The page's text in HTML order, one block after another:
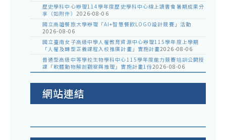
歷史學科中心辦理114學年度歷史學科中心線上讀書會暑期成果分
享（如附件） 2026-08-06
國立高雄餐旅大學辦理「AI+智慧餐飲LOGO設計競賽」活動
2026-08-06
國立臺南女子高級中學人權教育資源中心辦理115學年度上學期
「人權及轉型正義課程入校推廣計畫」實施計畫2026-08-06
普通型高級中等學校生物學科中心115學年度能力競賽培訓公開授
課「軟體動物解剖觀察與推理」實施計畫1份2026-08-06
網站連結